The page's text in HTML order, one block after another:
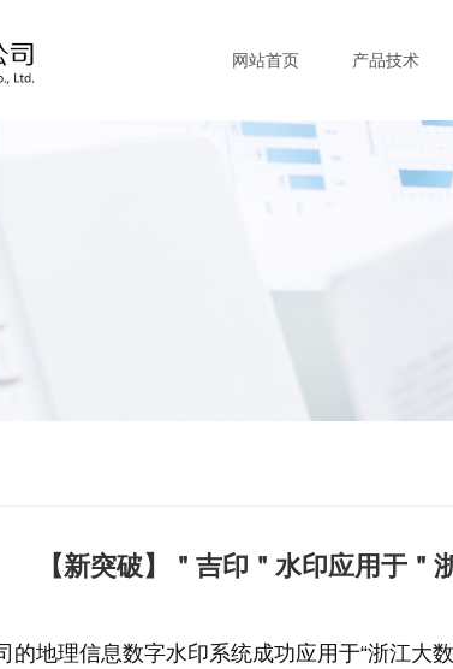
网站首页 产品技术
【新突破】＂吉印＂水印应用于＂
地理信息数字水印系统成功应用于“浙江大